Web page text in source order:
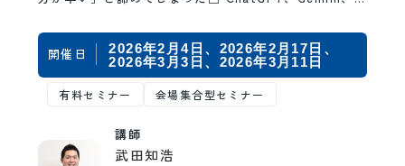
開催日 2026年2月4日
2026年2月17日
2026年3月3日
2026年3月11日
有料セミナー 会場集合型セミナー
講師
武田知浩